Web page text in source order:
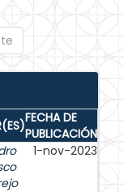
FECHA DE
PUBLICACIÓN
1-nov-2023